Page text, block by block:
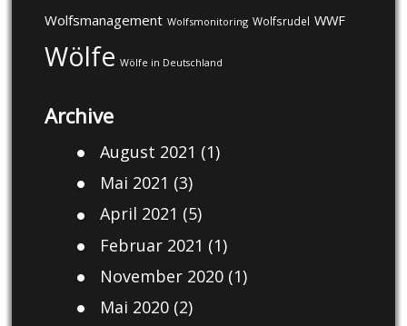
Wolfsmanagement Wolfsmonitoring Wolfsrudel WWF
Wölfe Wölfe in Deutschland
Archive
August 2021 (1)
Mai 2021 (3)
April 2021 (5)
Februar 2021 (1)
November 2020(1)
Mai 2020(2)